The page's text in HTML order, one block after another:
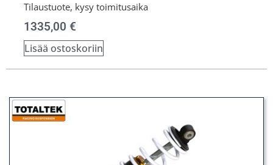
Tilaustuote, kysy toimitusaika
1335,00 €
Lisää ostoskoriin